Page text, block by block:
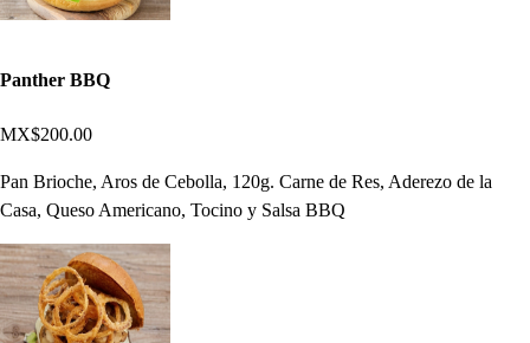
Panther BBQ
MX$200.00
Pan Brioche, Aros de Cebolla, 120g. Carne de Res, Aderezo de la
Casa, Queso Americano, Tocino y Salsa BBQ